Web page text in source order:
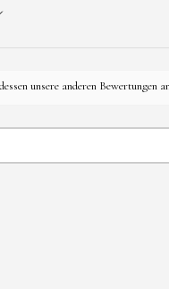
unsere anderen Bewertungen